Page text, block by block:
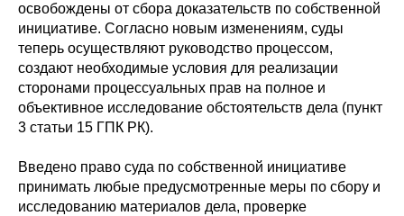
освобождены от сбора доказательств по собственной
инициативе. Согласно новым изменениям, суды
теперь осуществляют руководство процессом,
создают необходимые условия для реализации
сторонами процессуальных прав на полное и
объективное исследование обстоятельств дела (пункт
3 статьи 15 ГПК РК).
Введено право суда по собственной инициативе
принимать любые предусмотренные меры по сбору и
исследованию материалов дела, проверке